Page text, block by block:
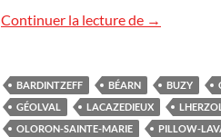
Continuer la lecture de Géologie
→
BARDINTZEFF BÉARN BUZY
GÉOLVAL
LACAZEDIEUX
OLORON-SAINTE-MARIE
PILLOW-